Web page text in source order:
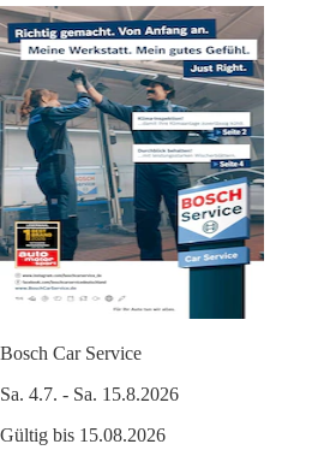
Bosch Car Service
Sa. 4.7. - Sa. 15.8.2026
Gültig bis 15.08.2026